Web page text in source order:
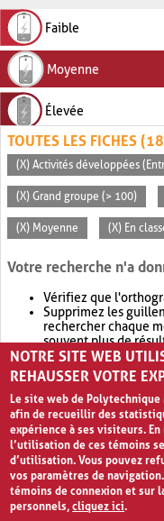
Faible
Moyenne
Élevée
TOUTES LES FICHES
(X) Activités développées
(X) Grand groupe (> 100)
(X) Moyenne (X) En
Votre recherche n'a
Vérifiez que
Supprimez les
rechercher chaque
souvent plus de
Envisagez d'élargir
retournera souvent
NOTRE SITE WEB
REHAUSSER VOTRE
Le site web de
afin de recueillir des
expérience à ses visiteurs.
l’utilisation de ces témoins
d’utilisation. Vous pouvez
vos paramètres de
témoins de connexion et sur
personnels,cliquez ici.